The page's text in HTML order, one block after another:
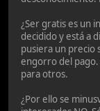
¿Ser gratis es un
decidido y está a
pusiera un precio
engorro del pago.
para otros.
¿Por ello se